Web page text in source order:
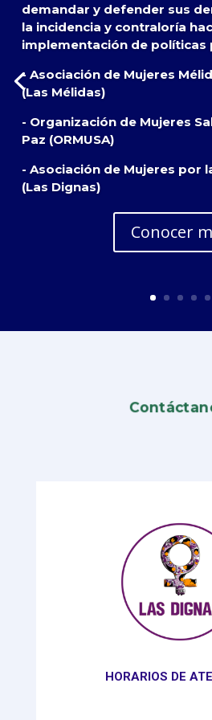
demandar y defender sus
la incidencia y contraloría
implementación de políticas
- Asociación de Mujeres
(Las Mélidas)
- Organización de Mujeres
Paz (ORMUSA)
- Asociación de Mujeres por
(Las Dignas)
Conocer
HORARIOS DE